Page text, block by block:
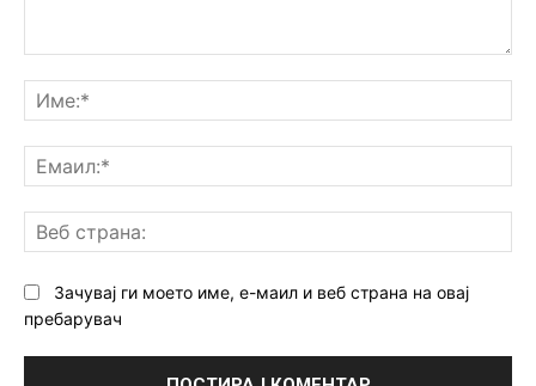
Зачувај ги моето име, е-маил и веб страна на овај
пребарувач